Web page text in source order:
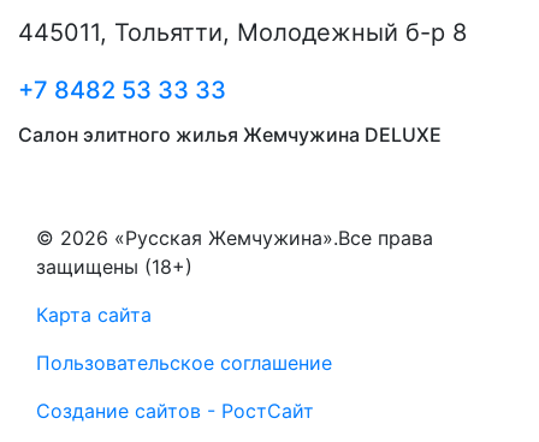
445011, Тольятти, Молодежный б-р 8
+7 8482 53 33 33
Салон элитного жилья Жемчужина DELUXE
© 2026 «Русская Жемчужина».Все права
защищены (18+)
Карта сайта
Пользовательское соглашение
Создание сайтов - РостСайт